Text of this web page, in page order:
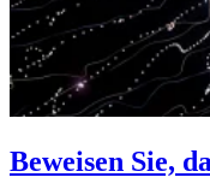
Beweisen Sie,